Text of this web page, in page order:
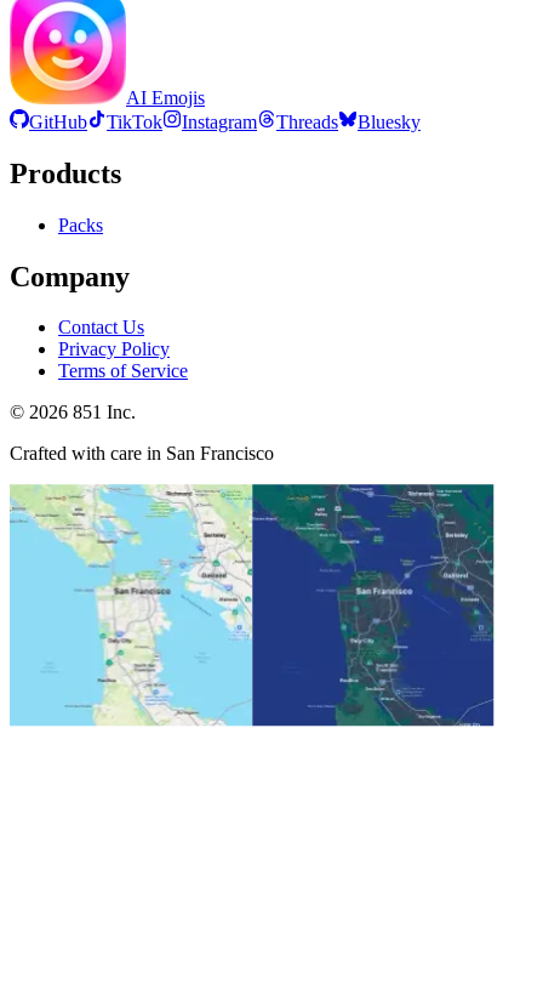
AI Emojis
GitHub
TikTok Instagram Threads Bluesky
Products
Packs
Company
Contact Us
Privacy Policy
Terms of Service
© 2026 851 Inc.
Crafted with care in San Francisco